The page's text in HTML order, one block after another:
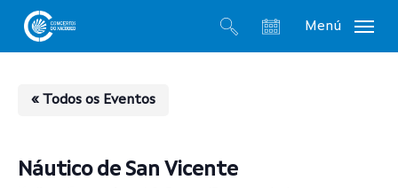
Menú
« Todos os Eventos
Náutico de San Vicente